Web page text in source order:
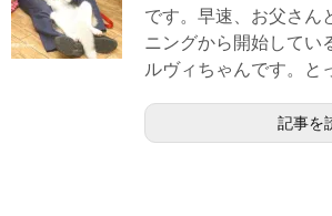
です。早速、お父さん
ニングから開始してい
ルヴィちゃんです。と
記事を